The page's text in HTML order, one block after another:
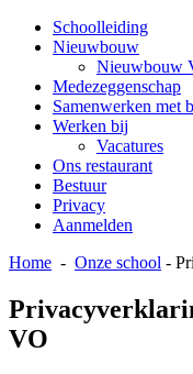
Schoolleiding
Nieuwbouw
Nieuwbouw
Medezeggenschap
Samenwerken met
Werken bij
Vacatures
Ons restaurant
Bestuur
Privacy
Aanmelden
Home - Onze school -
VO